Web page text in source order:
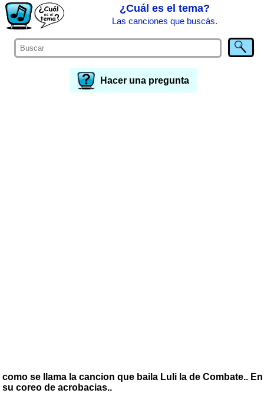
¿Cuál es el tema?
Las canciones que buscás.
Hacer una pregunta
como se llama la cancion que baila Luli la de Combate.. En
su coreo de acrobacias..